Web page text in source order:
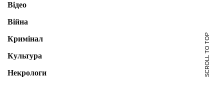
Відео
Війна
Кримінал
Культура
Некрологи
SCROLL TO TOP